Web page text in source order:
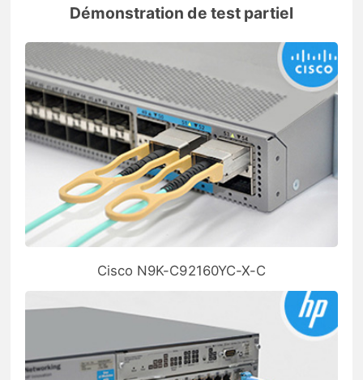
Démonstration de test partiel
Cisco N9K-C92160YC-X-C